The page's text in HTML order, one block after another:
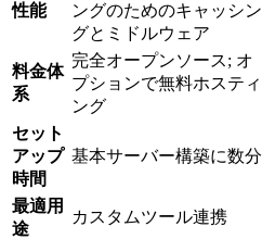
性能
ングのためのキャッシン
グとミドルウェア
料金体
系
完全オープンソース; オ
プションで無料ホスティ
ング
セット
アップ
時間
基本サーバー構築に数分
最適用
途
カスタムツール連携